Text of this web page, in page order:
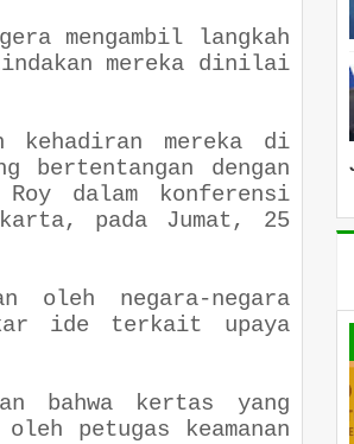
mengambil langkah
mereka dinilai
kehadiran mereka di
bertentangan dengan
dalam konferensi
pada Jumat, 25
oleh negara-negara
ide terkait upaya
bahwa kertas yang
petugas keamanan